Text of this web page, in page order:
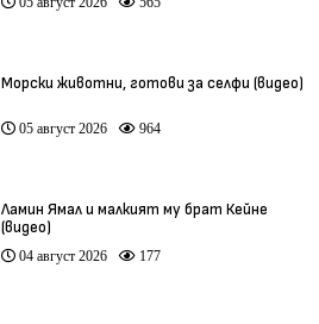
Морски животни, готови за селфи (видео)
05 август 2026 964
Ламин Ямал и малкият му брат Кейне
(видео)
04 август 2026 177